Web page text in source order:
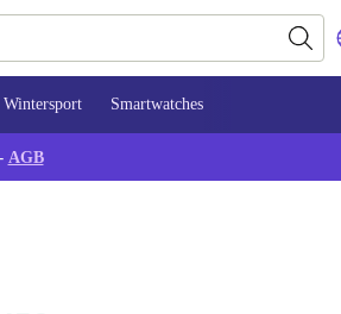
Wintersport Smartwatches
AGB